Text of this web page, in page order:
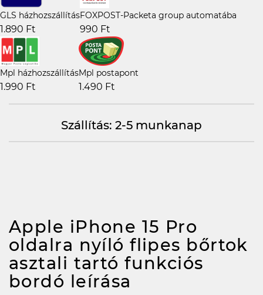
GLS házhozszállítás
1.890 Ft
FOXPOST-Packeta group automatába
990 Ft
Mpl házhozszállítás
1.990 Ft
Mpl postapont
1.490 Ft
Szállítás: 2-5 munkanap
Apple iPhone 15 Pro
oldalra nyíló flipes bőrtok
asztali tartó funkciós
bordó leírása